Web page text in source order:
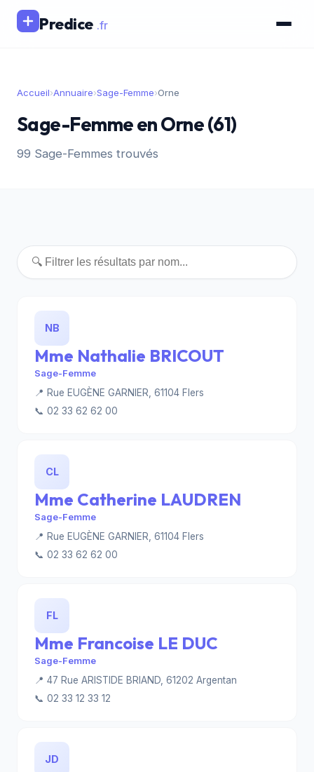
Predice .fr
Accueil›Annuaire›Sage-Femme›Orne
Sage-Femme en Orne (61)
99 Sage-Femmes trouvés
NB
Mme Nathalie BRICOUT
Sage-Femme
📍 Rue EUGÈNE GARNIER, 61104 Flers
📞 02 33 62 62 00
CL
Mme Catherine LAUDREN
Sage-Femme
📍 Rue EUGÈNE GARNIER, 61104 Flers
📞 02 33 62 62 00
FL
Mme Francoise LE DUC
Sage-Femme
📍 47 Rue ARISTIDE BRIAND, 61202 Argentan
📞 02 33 12 33 12
JD